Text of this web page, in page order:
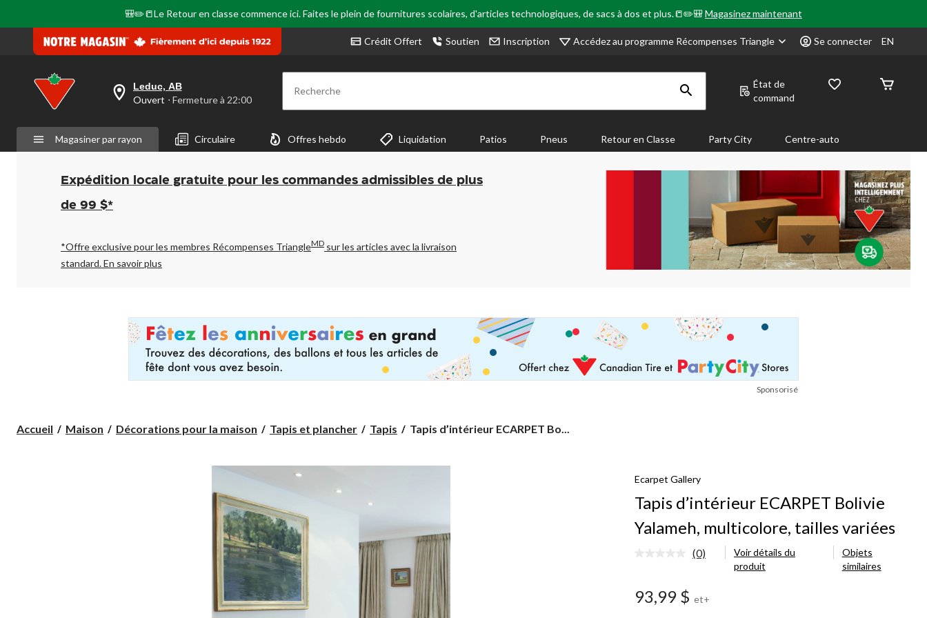
🎒✏️📒Le Retour en classe commence ici. Faites le plein de fournitures scolaires, d'articles technologiques, de sacs à dos et plus.📒✏️🎒Magasinez maintenant
Crédit Offert Soutien Inscription Accédez au programme Récompenses Triangle Se connecter EN
votre
est
Leduc,
AB,
Ouvert,
Fermeture
à
pour
changer
Leduc, AB
Ouvert ⋅ Fermeture à 22:00 Recherche
État de
command
Magasiner par rayon Circulaire Offres hebdo Liquidation Patios Pneus Retour en Classe Party City Centre-auto
Expédition locale gratuite pour les commandes admissibles de plus
de 99 $*
*Offre exclusive pour les membres Récompenses TriangleMD sur les articles avec la livraison
standard.En savoir plus
Sponsorisé
Accueil Maison Décorations pour la maison Tapis et plancher Tapis
Tapis
Bolivie
Tapis d’intérieur ECARPET Bo...
Ecarpet Gallery
Tapis d’intérieur ECARPET Bolivie
Yalameh, multicolore, tailles variées
Aucune
produit.
(0)
Voir détails du
produit
Objets
similaires
93,99 $ et+
même
page.